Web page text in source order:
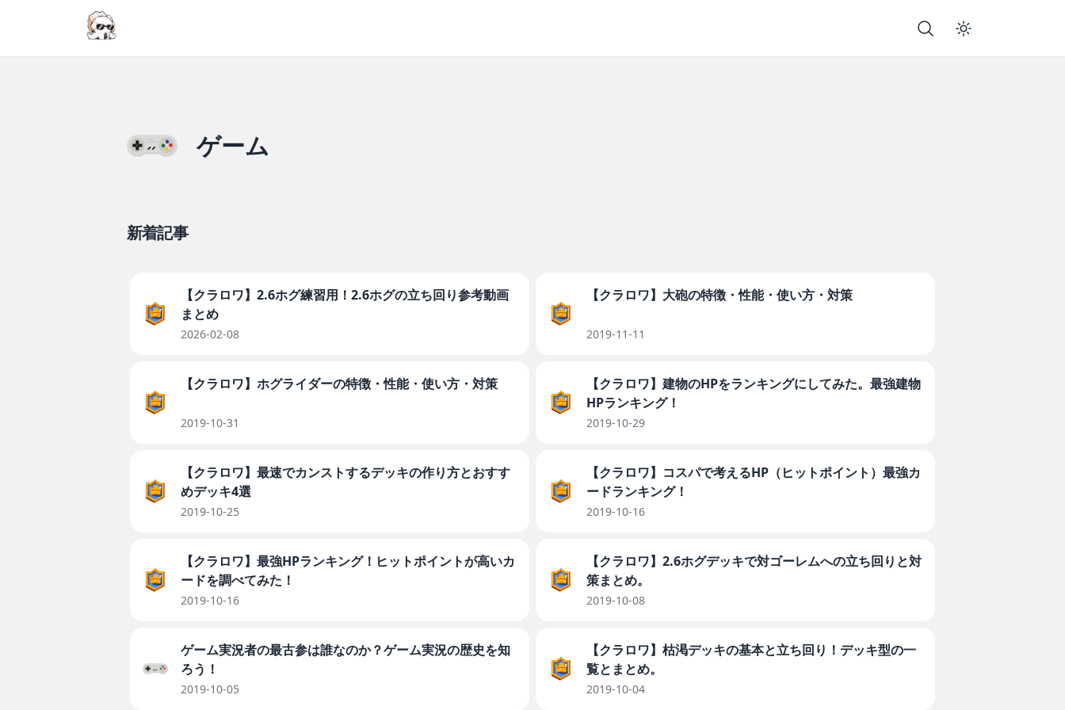
ゲーム
新着記事
【クラロワ】2.6ホグ練習用！2.6ホグの立ち回り参考動画
まとめ
2026-02-08
【クラロワ】大砲の特徴・性能・使い方・対策
2019-11-11
【クラロワ】ホグライダーの特徴・性能・使い方・対策
2019-10-31
【クラロワ】建物のHPをランキングにしてみた。最強建物
HPランキング！
2019-10-29
【クラロワ】最速でカンストするデッキの作り方とおすす
めデッキ4選
2019-10-25
【クラロワ】コスパで考えるHP（ヒットポイント）最強カ
ードランキング！
2019-10-16
【クラロワ】最強HPランキング！ヒットポイントが高いカ
ードを調べてみた！
2019-10-16
【クラロワ】2.6ホグデッキで対ゴーレムへの立ち回りと対
策まとめ。
2019-10-08
ゲーム実況者の最古参は誰なのか？ゲーム実況の歴史を知
ろう！
2019-10-05
【クラロワ】枯渇デッキの基本と立ち回り！デッキ型の一
覧とまとめ。
2019-10-04